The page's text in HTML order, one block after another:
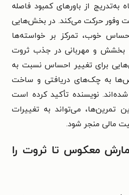
به‌تدریج از باورهای کمبود فاصله
وفور حرکت می‌کند. در بخش‌هایی
خوب، تمرکز بر خواسته‌ها
و مهربانی در جذب ثروت
برای تغییر احساس نسبت به
به چک‌های دریافتی و ساخت
نویسنده تأکید کرده است
تمرین‌ها، می‌تواند به تغییرات
مالی منجر شود.
معکوس تا ثروت را